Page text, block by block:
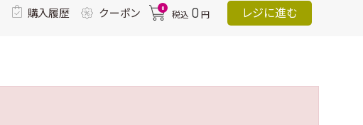
購入履歴 クーポン 0
税込 0 円 レジに進む